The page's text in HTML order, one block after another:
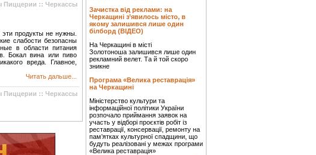
Пиццерии :: Черкассы
продукты не нужны.
слабости безопасны
в области питания
Бокал вина или пиво
вреда. Главное,
Читать дальше...
Пиццерии :: Черкассы
Зачистка від реклами: на
Черкащині з’явилось місто, в
якому залишився лише один
білборд (ВІДЕО)
На Черкащині в місті
Золотоноша залишився лише один
рекламний велет. Та й той скоро
зникне
Програма «Велика реставрація»
на Черкащині
Міністерство культури та
інформаційної політики України
розпочало приймання заявок на
участь у відборі проєктів робіт із
реставрації, консервації, ремонту на
пам’ятках культурної спадщини, що
будуть реалізовані у межах програми
«Велика реставрація»